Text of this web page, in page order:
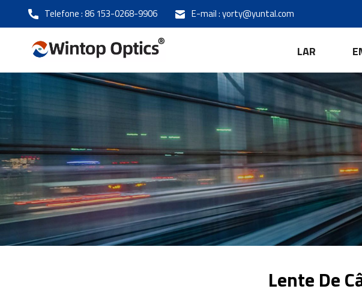
Telefone :86 153-0268-9906 E-mail :yorty@yuntal.com
LAR
Lente De